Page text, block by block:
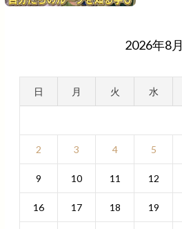
2026年8月
日 月 火 水
2 3 4 5
9 10 11 12
16 17 18 19